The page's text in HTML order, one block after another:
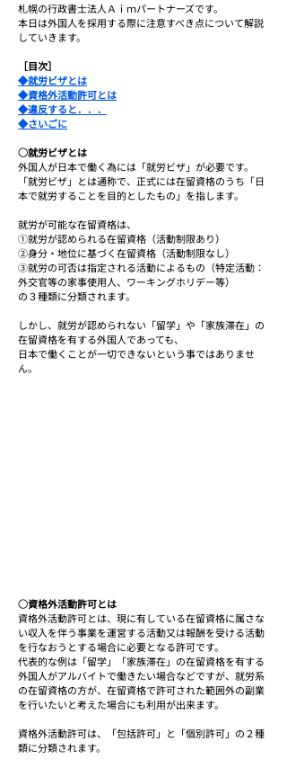
札幌の行政書士法人Ａｉｍパートナーズです。
本日は外国人を採用する際に注意すべき点について解説
していきます。
［目次］
◆就労ビザとは
◆資格外活動許可とは
◆違反すると．．．
◆さいごに
○就労ビザとは
外国人が日本で働く為には「就労ビザ」が必要です。
「就労ビザ」とは通称で、正式には在留資格のうち「日
本で就労することを目的としたもの」を指します。
就労が可能な在留資格は、
①就労が認められる在留資格（活動制限あり）
②身分・地位に基づく在留資格（活動制限なし）
③就労の可否は指定される活動によるもの（特定活動：
外交官等の家事使用人、ワーキングホリデー等）
の３種類に分類されます。
しかし、就労が認められない「留学」や「家族滞在」の
在留資格を有する外国人であっても、
日本で働くことが一切できないという事ではありませ
ん。
○資格外活動許可とは
資格外活動許可とは、現に有している在留資格に属さな
い収入を伴う事業を運営する活動又は報酬を受ける活動
を行なおうとする場合に必要となる許可です。
代表的な例は「留学」「家族滞在」の在留資格を有する
外国人がアルバイトで働きたい場合などですが、就労系
の在留資格の方が、在留資格で許可された範囲外の副業
を行いたいと考えた場合にも利用が出来ます。
資格外活動許可は、「包括許可」と「個別許可」の２種
類に分類されます。